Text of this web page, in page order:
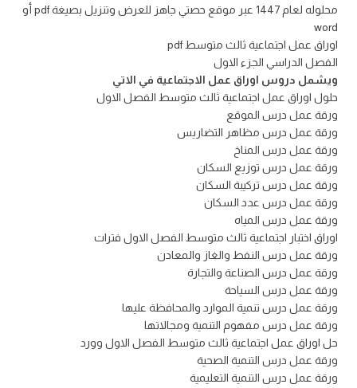
محلوله لعام 1447 عبر موقع حصتي جاهز للعرض وتنزيل بصيغة pdf أو
word
اوراق عمل اجتماعية ثالث متوسط pdf
الفصل الدراسي الجزء الاول
ويشمل دروس اوراق عمل الاجتماعية في الاتي
حلول اوراق عمل اجتماعية ثالث متوسط الفصل الاول
ورقة عمل درس الموقع
ورقة عمل درس مظاهر التضاريس
ورقة عمل درس المناخ
ورقة عمل درس توزيع السكان
ورقة عمل درس تركيبة السكان
ورقة عمل درس عدد السكان
ورقة عمل درس المياه
اوراق اختبار اجتماعية ثالث متوسط الفصل الاول فترات
ورقة عمل درس النفط والغاز والمعادن
ورقة عمل درس الصناعة والتجارة
ورقة عمل درس السياحة
ورقة عمل درس تنمية الموارد والمحافظة عليها
ورقة عمل درس مفهوم التنمية ومجالاتها
حل اوراق عمل اجتماعية ثالث متوسط الفصل الاول وورد
ورقة عمل درس التنمية الصحية
ورقة عمل درس التنمية التعليمية